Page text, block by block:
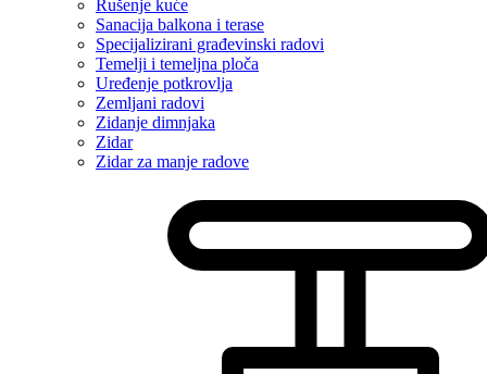
Rušenje kuće
Sanacija balkona i terase
Specijalizirani građevinski radovi
Temelji i temeljna ploča
Uređenje potkrovlja
Zemljani radovi
Zidanje dimnjaka
Zidar
Zidar za manje radove